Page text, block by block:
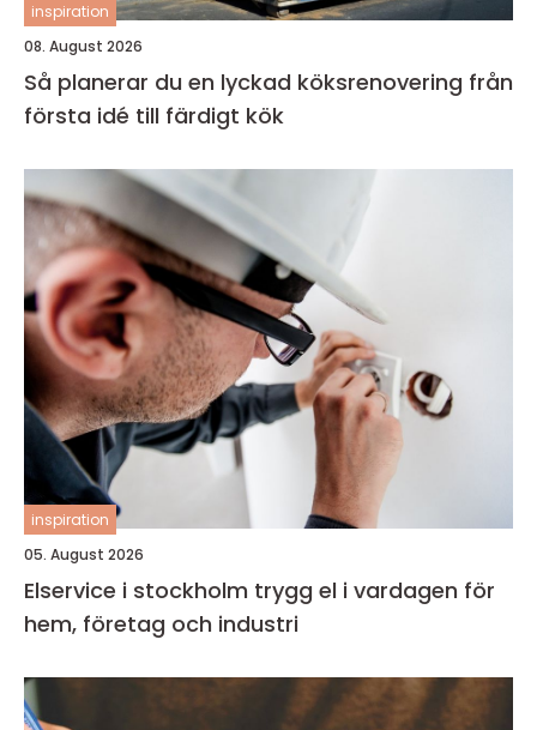
inspiration
08. August 2026
Så planerar du en lyckad köksrenovering från
första idé till färdigt kök
inspiration
05. August 2026
Elservice i stockholm trygg el i vardagen för
hem, företag och industri